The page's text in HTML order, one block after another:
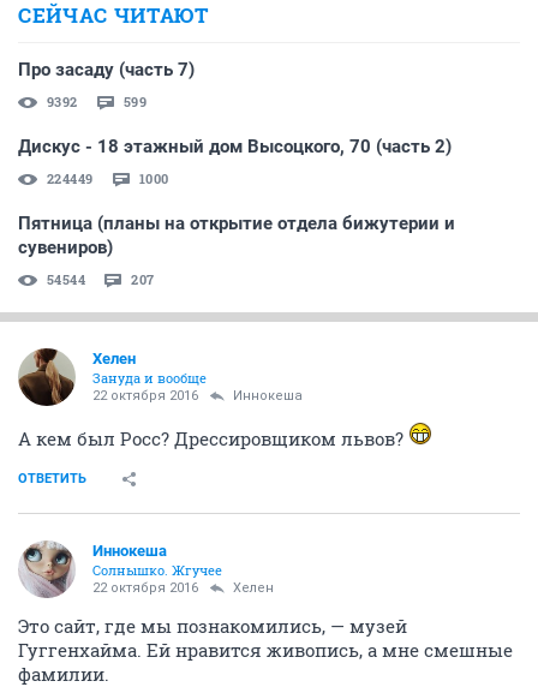
СЕЙЧАС ЧИТАЮТ
Про засаду (часть 7)
9392 599
Дискус - 18 этажный дом Высоцкого, 70 (часть 2)
224449 1000
Пятница (планы на открытие отдела бижутерии и
сувениров)
54544 207
Хелен
Зануда и вообще
22 октября 2016 Иннокеша
А кем был Росс? Дрессировщиком львов?
ОТВЕТИТЬ
Иннокеша
Солнышко. Жгучее
22 октября 2016 Хелен
Это сайт, где мы познакомились, — музей
Гуггенхайма. Ей нравится живопись, а мне смешные
фамилии.